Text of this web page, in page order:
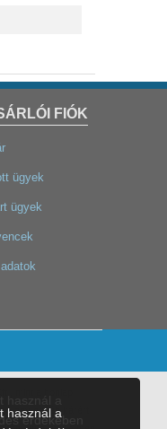
FIÓK
ügyek
ügyek
mint a honlap
vagy egyéb kárért
érdekében
használ a